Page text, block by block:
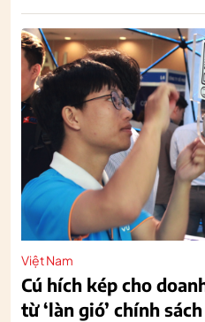
Việt Nam
Cú hích kép cho
từ ‘làn gió’ chính